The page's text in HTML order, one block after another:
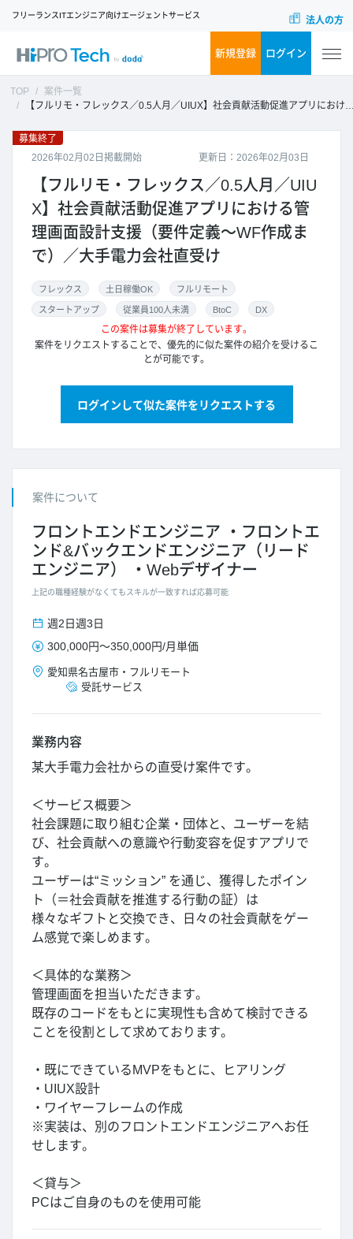
フリーランスITエンジニア向けエージェントサービス 法人の方
新規登録 ログイン
TOP
案件一覧
【フルリモ・フレックス／0.5人月／UIUX】社会貢献活動促進アプリにおける管理画面設計支援（要件定義～WF作成まで）／大手電力会社直受け
更新日：2026年02月03日
募集終了
2026年02月02日掲載開始
【フルリモ・フレックス／0.5人月／UIU
X】社会貢献活動促進アプリにおける管
理画面設計支援（要件定義～WF作成ま
で）／大手電力会社直受け
フレックス 土日稼働OK フルリモート
スタートアップ 従業員100人未満 BtoC DX
この案件は募集が終了しています。
案件をリクエストすることで、優先的に似た案件の紹介を受けるこ
とが可能です。
ログインして似た案件をリクエストする
案件について
フロントエンドエンジニア
フロントエ
ンド&バックエンドエンジニア（リード
エンジニア）
Webデザイナー
上記の職種経験がなくてもスキルが一致すれば応募可能
週2日週3日
300,000円～350,000円/月単価
愛知県名古屋市 ・ フルリモート
受託サービス
業務内容
某大手電力会社からの直受け案件です。
＜サービス概要＞
社会課題に取り組む企業・団体と、ユーザーを結
び、社会貢献への意識や行動変容を促すアプリで
す。
ユーザーは“ミッション” を通じ、獲得したポイン
ト（＝社会貢献を推進する行動の証）は
様々なギフトと交換でき、日々の社会貢献をゲー
ム感覚で楽しめます。
＜具体的な業務＞
管理画面を担当いただきます。
既存のコードをもとに実現性も含めて検討できる
ことを役割として求めております。
・既にできているMVPをもとに、ヒアリング
・UIUX設計
・ワイヤーフレームの作成
※実装は、別のフロントエンドエンジニアへお任
せします。
＜貸与＞
PCはご自身のものを使用可能